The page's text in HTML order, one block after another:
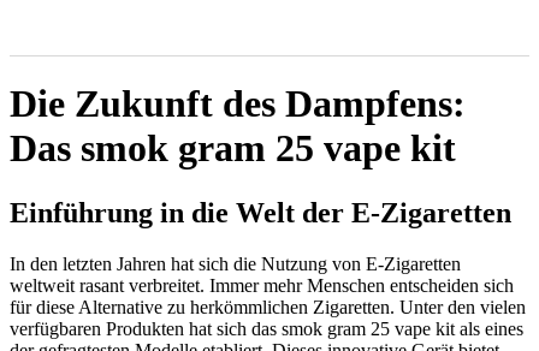
Die Zukunft des Dampfens:
Das smok gram 25 vape kit
Einführung in die Welt der E-Zigaretten
In den letzten Jahren hat sich die Nutzung von E-Zigaretten
weltweit rasant verbreitet. Immer mehr Menschen entscheiden sich
für diese Alternative zu herkömmlichen Zigaretten. Unter den vielen
verfügbaren Produkten hat sich das smok gram 25 vape kit als eines